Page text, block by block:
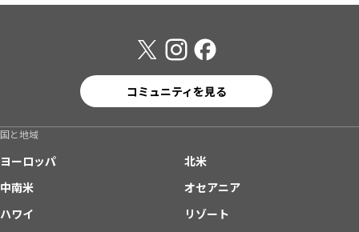
コミュニティを見る
国と地域
ヨーロッパ
北米
中南米
オセアニア
ハワイ
リゾート